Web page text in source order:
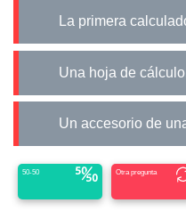
La primera
Una hoja de
Un accesorio de
50-50 Otra pregunta